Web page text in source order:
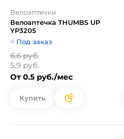
Велоаптечки
Велоаптечка THUMBS UP
YP3205
Под заказ
6.6 руб.
5.9 руб.
От 0.5 руб./мес
Купить